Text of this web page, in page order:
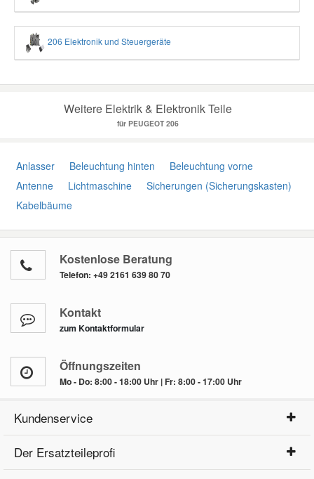
206 Elektronik und Steuergeräte
Weitere Elektrik & Elektronik Teile
für PEUGEOT 206
Anlasser Beleuchtung hinten
Beleuchtung vorne
Antenne
Lichtmaschine
Sicherungen (Sicherungskasten)
Kabelbäume
Kostenlose Beratung
Telefon: +49 2161 639 80 70
Kontakt
zum Kontaktformular
Öffnungszeiten
Mo - Do: 8:00 - 18:00 Uhr | Fr: 8:00 - 17:00 Uhr
Kundenservice
Der Ersatzteileprofi